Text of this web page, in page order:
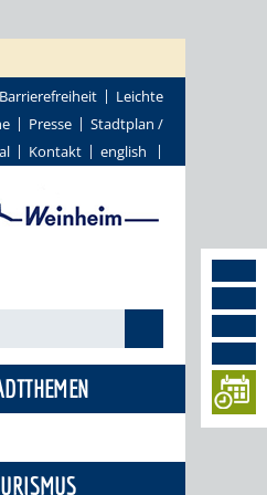
Barrierefreiheit
Leichte
Presse
Stadtplan /
Kontakt english